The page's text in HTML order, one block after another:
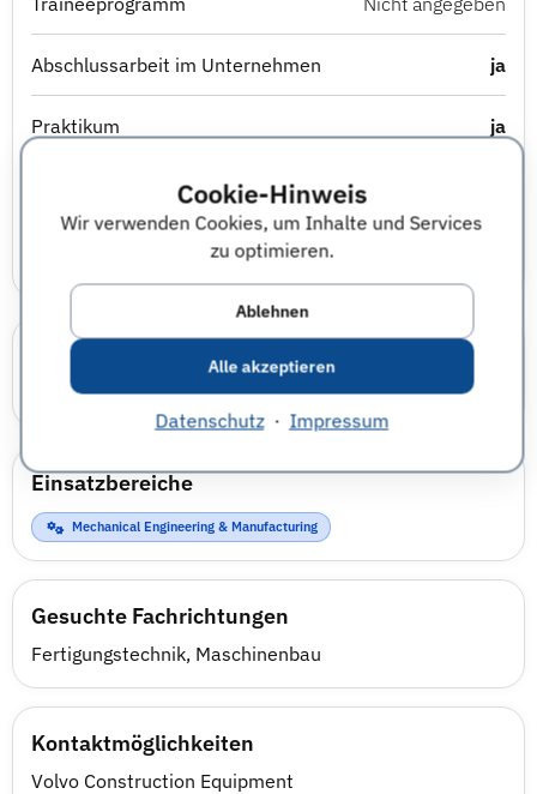
Cookie-Hinweis
Wir verwenden Cookies, um Inhalte und Services
zu optimieren.
Ablehnen
Alle akzeptieren
Datenschutz· Impressum
Abschlussarbeit im Unternehmen ja
Praktikum ja
Berufsausbildung Nicht angegeben
Karrierewelten
Technik
Einsatzbereiche
Mechanical Engineering & Manufacturing
Gesuchte Fachrichtungen
Fertigungstechnik, Maschinenbau
Kontaktmöglichkeiten
Volvo Construction Equipment